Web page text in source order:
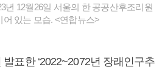
년 12월26일 서울의 한 공공산후조리원
있는 모습. <연합뉴스>
표한 ‘2022~2072년 장래인구추